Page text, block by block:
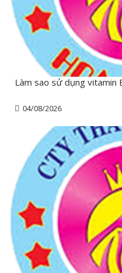
Làm sao sử dụng vitamin
04/08/2026